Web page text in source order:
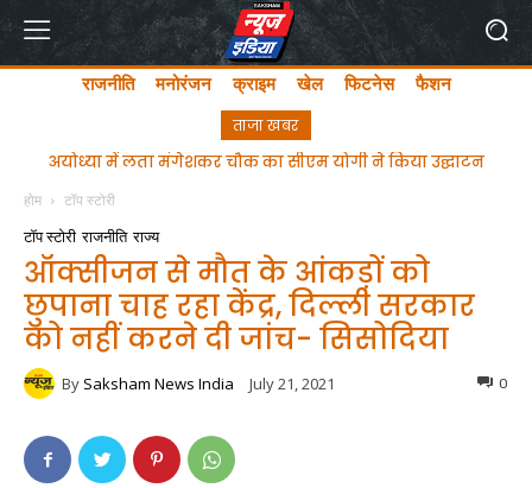
राजनीति मनोरंजन क्राइम खेल फिटनेस फैशन
ताजा खबर
अयोध्या में लता मंगेशकर चौक का सीएम योगी ने किया उद्घाटन
होम टॉप स्टोरी
टॉप स्टोरी राजनीति राज्य
ऑक्सीजन से मौत के आंकड़ों को
छुपाना चाह रहा केंद्र, दिल्ली सरकार
को नहीं करने दी जांच- सिसोदिया
By Saksham News India July 21, 2021 0